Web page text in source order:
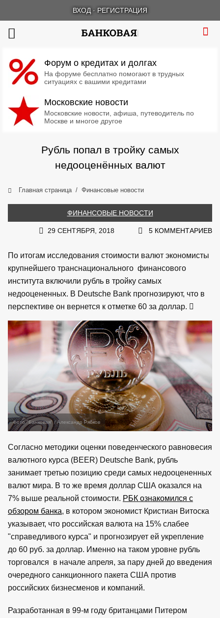
ВХОД · РЕГИСТРАЦИЯ
Форум о кредитах и долгах
На форуме бесплатно помогают в трудных
ситуациях с вашими кредитами
Московские новости
Московские новости, афиша, путеводитель по
Москве и многое другое
Рубль попал в тройку самых
недооценённых валют
Главная страница Финансовые новости
ФИНАНСОВЫЕ НОВОСТИ
29 СЕНТЯБРЯ, 2018 5 КОММЕНТАРИЕВ
По итогам исследования стоимости валют экономисты
крупнейшего транснационального финансового
института включили рубль в тройку самых
недооцененных. В Deutsche Bank прогнозируют, что в
перспективе он вернется к отметке 60 за доллар.
Фото "Банковая" / Александр Рябков
Согласно методики оценки поведенческого равновесия
валютного курса (BEER) Deutsche Bank, рубль
занимает третью позицию среди самых недооцененных
валют мира. В то же время доллар США оказался на
7% выше реальной стоимости. РБК ознакомился с
обзором банка, в котором экономист Кристиан Витоска
указывает, что российская валюта на 15% слабее
"справедливого курса" и прогнозирует ей укрепление
до 60 руб. за доллар. Именно на таком уровне рубль
торговался в начале апреля, за пару дней до введения
очередного санкционного пакета США против
российских бизнесменов и компаний.
Разработанная в 99-м году британцами Питером